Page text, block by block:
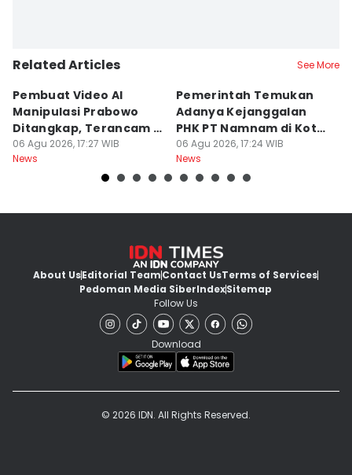
Related Articles See More
Pembuat Video AI
Manipulasi Prabowo
Ditangkap, Terancam 12
Tahun Bui
06 Agu 2026, 17:27 WIB
News
Pemerintah Temukan
Adanya Kejanggalan
PHK PT Namnam di Kota
Cimahi
06 Agu 2026, 17:24 WIB
News
About UsEditorial TeamContact UsTerms of Services
Pedoman Media SiberIndexSitemap
Follow Us
Download
© 2026 IDN. All Rights Reserved.